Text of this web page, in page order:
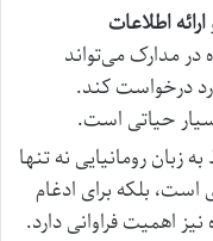
اطلاعات
مدارک می‌تواند
رد درخواست کند.
حیاتی است.
زبان رومانیایی نه تنها
است، بلکه برای ادغام
اهمیت فراوانی دارد.